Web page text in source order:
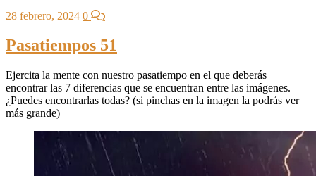
28 febrero, 2024 0
Pasatiempos 51
Ejercita la mente con nuestro pasatiempo en el que deberás
encontrar las 7 diferencias que se encuentran entre las imágenes.
¿Puedes encontrarlas todas? (si pinchas en la imagen la podrás ver
más grande)